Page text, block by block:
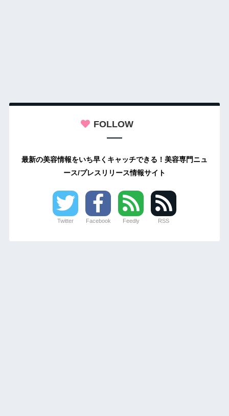
FOLLOW
最新の美容情報をいち早くキャッチできる！美容専門ニュ
ース/プレスリリース情報サイト
Twitter Facebook Feedly RSS